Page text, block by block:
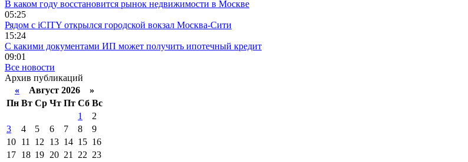
В каком году восстановится рынок недвижимости в Москве
05:25
Рядом с iCITY открылся городской вокзал Москва-Сити
15:24
С какими документами ИП может получить ипотечный кредит
09:01
Все новости
Архив публикаций
« Август 2026 »
Пн Вт Ср Чт Пт Сб Вс
1
2
3
4 5 6 7 8
9
10 11 12 13 14 15 16
17 18 19 20 21 22 23